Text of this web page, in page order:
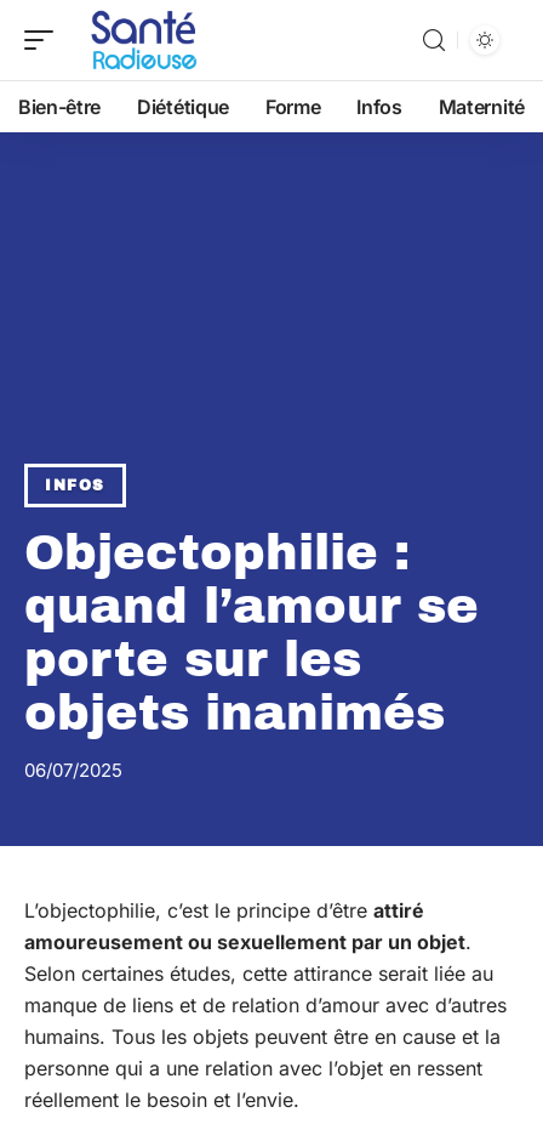
Bien-être Diététique Forme Infos Maternité
INFOS
Objectophilie :
quand l’amour se
porte sur les
objets inanimés
06/07/2025
L’objectophilie, c’est le principe d’être attiré
amoureusement ou sexuellement par un objet.
Selon certaines études, cette attirance serait liée au
manque de liens et de relation d’amour avec d’autres
humains. Tous les objets peuvent être en cause et la
personne qui a une relation avec l’objet en ressent
réellement le besoin et l’envie.